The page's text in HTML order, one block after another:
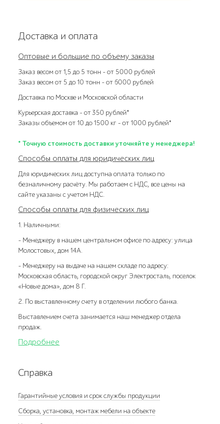
Доставка и оплата
Оптовые и большие по объему заказы
Заказ весом от 1,5 до 5 тонн – от 5000 рублей
Заказ весом от 5 до 10 тонн – от 6000 рублей
Доставка по Москве и Московской области
Курьерская доставка – от 350 рублей*
Заказы объемом от 10 до 1500 кг – от 1000 рублей*
* Точную стоимость доставки уточняйте у менеджера!
Способы оплаты для юридических лиц
Для юридических лиц доступна оплата только по
безналичному расчёту. Мы работаем с НДС, все цены на
сайте указаны с учетом НДС.
Способы оплаты для физических лиц
1. Наличными:
- Менеджеру в нашем центральном офисе по адресу: улица
Молостовых, дом 14А.
- Менеджеру на выдаче на нашем складе по адресу:
Московская область, городской округ Электросталь, поселок
«Новые дома», дом 8 Г.
2. По выставленному счету в отделении любого банка.
Выставлением счета занимается наш менеджер отдела
продаж.
Подробнее
Справка
Гарантийные условия и срок службы продукции
Сборка, установка, монтаж мебели на объекте